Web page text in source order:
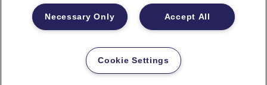
Garantiebestimmungen
Site Map
©2026 ACCO Brands
Accept All
Necessary Only
Cookie Settings